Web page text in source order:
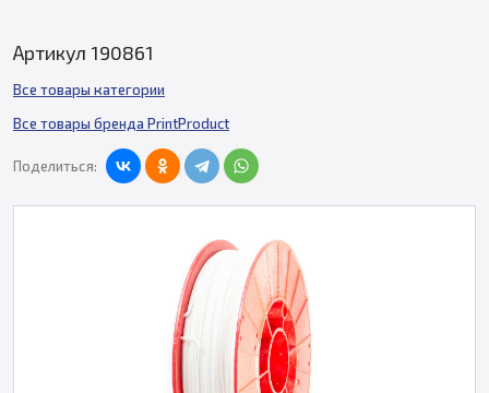
Артикул 190861
Все товары категории
Все товары бренда PrintProduct
Поделиться: